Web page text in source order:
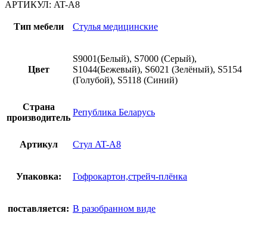
АРТИКУЛ: AT-A8
Тип мебели Стулья медицинские
Цвет
S9001(Белый), S7000 (Серый),
S1044(Бежевый), S6021 (Зелёный), S5154
(Голубой), S5118 (Синий)
Страна
производитель
Република Беларусь
Артикул Стул AT-A8
Упаковка: Гофрокартон,стрейч-плёнка
поставляется: В разобранном виде